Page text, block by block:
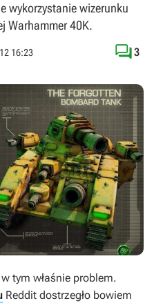
wykorzystanie wizerunku
Warhammer 40K.
16:23 3
tym właśnie problem.
Reddit dostrzegło bowiem